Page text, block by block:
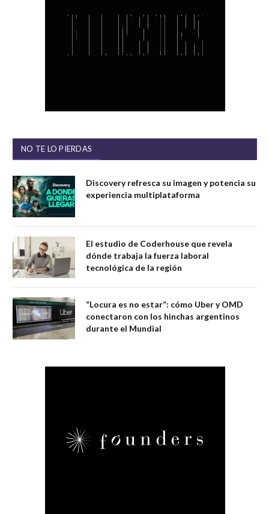
NO TE LO PIERDAS
Discovery refresca su imagen y potencia su
experiencia multiplataforma
El estudio de Coderhouse que revela
dónde trabaja la fuerza laboral
tecnológica de la región
“Locura es no estar”: cómo Uber y OMD
conectaron con los hinchas argentinos
durante el Mundial